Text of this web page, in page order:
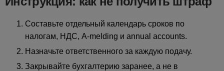
Составьте отдельный календарь сроков по
налогам, НДС, A-melding и annual accounts.
Назначьте ответственного за каждую подачу.
Закрывайте бухгалтерию заранее, а не в